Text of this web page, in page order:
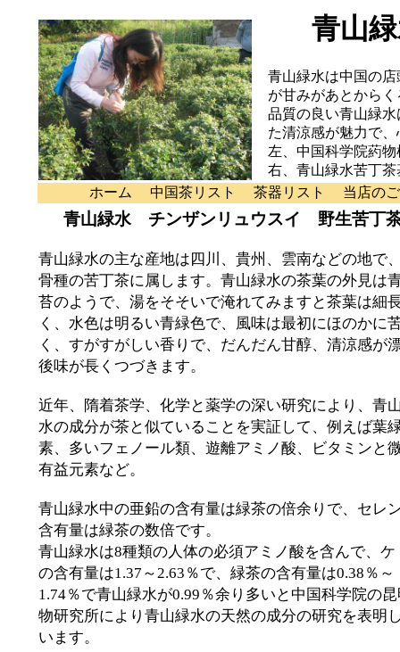
青山
青山緑水は中国の
が甘みがあとから
品質の良い青山緑
た清涼感が魅力で
左、中国科学院葯
右、青山緑水苦丁茶
ホーム
中国茶リスト 茶器リスト 当店の
青山緑水 チンザンリュウスイ 野生苦丁
青山緑水の主な産地は四川、貴州、雲南などの地で
骨種の苦丁茶に属します。青山緑水の茶葉の外見は
苔のようで、湯をそそいで淹れてみますと茶葉は細
く、水色は明るい青緑色で、風味は最初にほのかに
く、すがすがしい香りで、だんだん甘醇、清涼感が
後味が長くつづきます。
近年、隋着茶学、化学と薬学の深い研究により、青
水の成分が茶と似ていることを実証して、例えば葉
素、多いフェノール類、遊離アミノ酸、ビタミンと
有益元素など。
青山緑水中の亜鉛の含有量は緑茶の倍余りで、セレ
含有量は緑茶の数倍です。
青山緑水は8種類の人体の必須アミノ酸を含んで、ケ
の含有量は1.37～2.63％で、緑茶の含有量は0.38％～
1.74％で青山緑水が0.99％余り多いと中国科学院の
物研究所により青山緑水の天然の成分の研究を表明
います。